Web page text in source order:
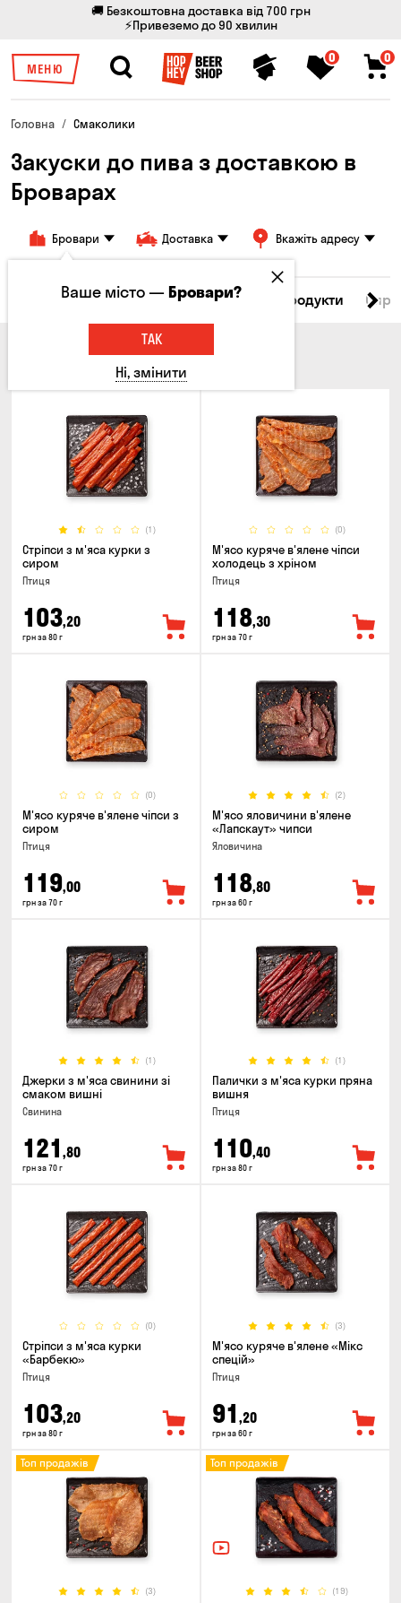
🚚 Безкоштовна доставка від 700 грн
⚡Привеземо до 90 хвилин
МЕНЮ
0 0
Головна Смаколики
Закуски до пива з доставкою в
Броварах
Бровари Доставка Вкажіть адресу
Всі товари М'ясо Риба Морепродукти
(1)
Стріпси з м'яса курки з
сиром
Птиця
103,20
грн за 80 г
(0)
М'ясо куряче в'ялене чіпси
холодець з хріном
Птиця
118,30
грн за 70 г
(0)
М'ясо куряче в'ялене чіпси з
сиром
Птиця
119,00
грн за 70 г
(2)
М'ясо яловичини в'ялене
«Лапскаут» чипси
Яловичина
118,80
грн за 60 г
(1)
Джерки з м'яса свинини зі
смаком вишні
Свинина
121 ,80
грн за 70 г
(1)
Палички з м'яса курки пряна
вишня
Птиця
110,40
грн за 80 г
(0)
Стріпси з м'яса курки
«Барбекю»
Птиця
103,20
грн за 80 г
(3)
М'ясо куряче в'ялене «Мікс
спецій»
Птиця
91 ,20
грн за 60 г
(3)
Топ продажів
(19)
Топ продажів
Ваше місто —Бровари?
ТАК
Ні, змінити